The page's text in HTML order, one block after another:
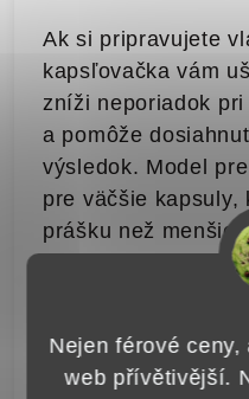
Nejen férové
web přívětivější.
Ak si pripravujete
kapsľovačka vám
zníži neporiadok pri
a pomôže
výsledok. Model
pre väčšie kapsuly,
prášku než menšie
Dôležité
Pred nákupom si
kupujete správnu